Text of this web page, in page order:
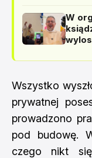
W
Wszystko
prywatnej
prowadzono
pod budowę.
czego nikt